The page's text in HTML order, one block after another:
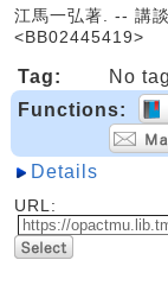
江馬一弘著. -- 講
<BB02445419>
Tag:
No
Functions:
Details
URL: